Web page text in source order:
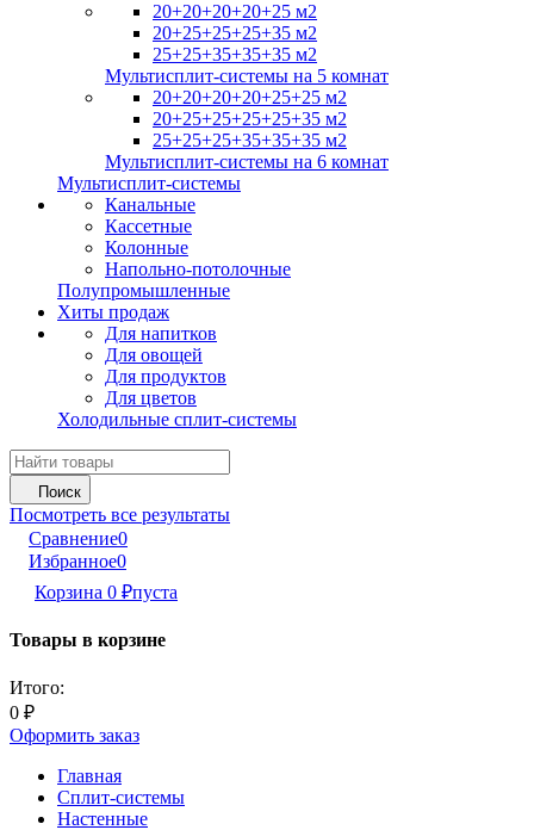
20+20+20+20+25 м2
20+25+25+25+35 м2
25+25+35+35+35 м2
Мультисплит-системы на 5 комнат
20+20+20+20+25+25 м2
20+25+25+25+25+35 м2
25+25+25+35+35+35 м2
Мультисплит-системы на 6 комнат
Мультисплит-системы
Канальные
Кассетные
Колонные
Напольно-потолочные
Полупромышленные
Хиты продаж
Для напитков
Для овощей
Для продуктов
Для цветов
Холодильные сплит-системы
Поиск
Посмотреть все результаты
Сравнение0
Избранное0
Корзина 0 ₽пуста
Товары в корзине
Итого:
0 ₽
Оформить заказ
Главная
Сплит-системы
Настенные